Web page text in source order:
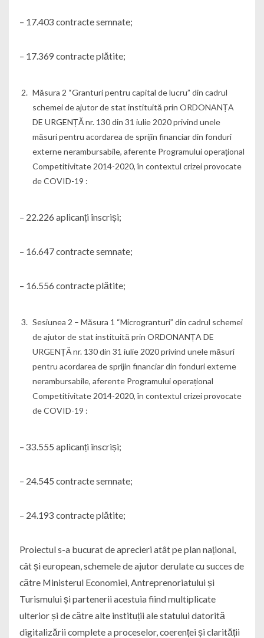
– 17.403 contracte semnate;
– 17.369 contracte plătite;
Măsura 2 “Granturi pentru capital de lucru” din cadrul
schemei de ajutor de stat instituită prin ORDONANȚA
DE URGENȚĂ nr. 130 din 31 iulie 2020 privind unele
măsuri pentru acordarea de sprijin financiar din fonduri
externe nerambursabile, aferente Programului operațional
Competitivitate 2014-2020, în contextul crizei provocate
de COVID-19 :
– 22.226 aplicanți înscriși;
– 16.647 contracte semnate;
– 16.556 contracte plătite;
Sesiunea 2 – Măsura 1 “Microgranturi” din cadrul schemei
de ajutor de stat instituită prin ORDONANȚA DE
URGENȚĂ nr. 130 din 31 iulie 2020 privind unele măsuri
pentru acordarea de sprijin financiar din fonduri externe
nerambursabile, aferente Programului operațional
Competitivitate 2014-2020, în contextul crizei provocate
de COVID-19 :
– 33.555 aplicanți înscriși;
– 24.545 contracte semnate;
– 24.193 contracte plătite;
Proiectul s-a bucurat de aprecieri atât pe plan național,
cât și european, schemele de ajutor derulate cu succes de
către Ministerul Economiei, Antreprenoriatului și
Turismului și partenerii acestuia fiind multiplicate
ulterior și de către alte instituții ale statului datorită
digitalizării complete a proceselor, coerenței și clarității